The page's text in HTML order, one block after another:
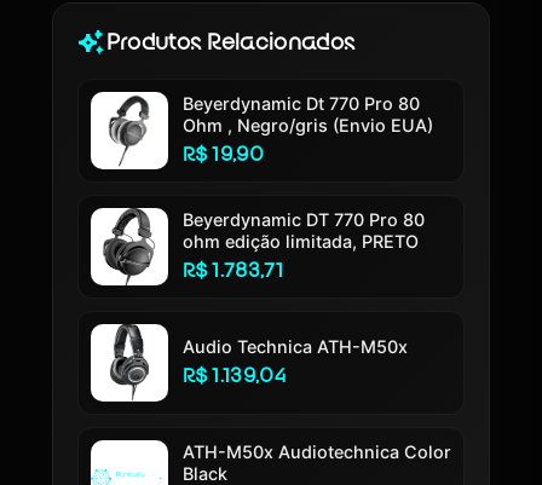
Produtos Relacionados
Beyerdynamic Dt 770 Pro 80
Ohm , Negro/gris (Envio EUA)
R$ 19,90
Beyerdynamic DT 770 Pro 80
ohm edição limitada, PRETO
R$ 1.783,71
Audio Technica ATH-M50x
R$ 1.139,04
ATH-M50x Audiotechnica Color
Black